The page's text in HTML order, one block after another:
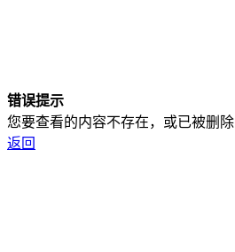
错误提示
您要查看的内容不存在，或已被删除
返回